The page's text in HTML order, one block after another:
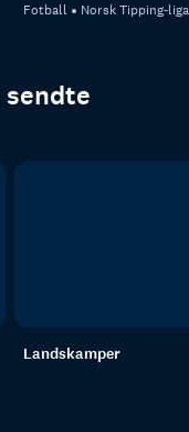
Fotball Norsk Tipping-
Landskamper